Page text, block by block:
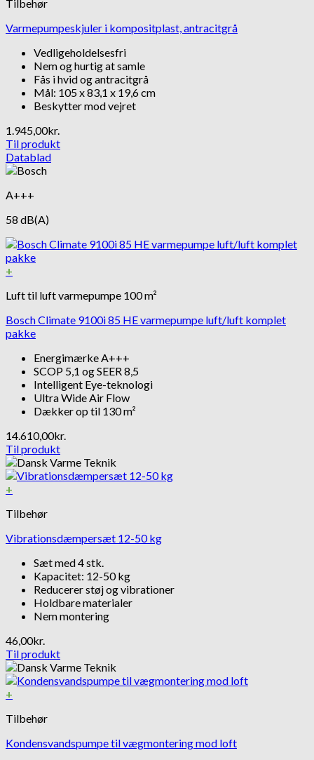
Tilbehør
Varmepumpeskjuler i kompositplast, antracitgrå
Vedligeholdelsesfri
Nem og hurtig at samle
Fås i hvid og antracitgrå
Mål: 105 x 83,1 x 19,6 cm
Beskytter mod vejret
1.945,00kr.
Til produkt
Datablad
A+++
58 dB(A)
+
Luft til luft varmepumpe 100 m²
Bosch Climate 9100i 85 HE varmepumpe luft/luft komplet
pakke
Energimærke A+++
SCOP 5,1 og SEER 8,5
Intelligent Eye-teknologi
Ultra Wide Air Flow
Dækker op til 130 m²
14.610,00kr.
Til produkt
+
Tilbehør
Vibrationsdæmpersæt 12-50 kg
Sæt med 4 stk.
Kapacitet: 12-50 kg
Reducerer støj og vibrationer
Holdbare materialer
Nem montering
46,00kr.
Til produkt
+
Tilbehør
Kondensvandspumpe til vægmontering mod loft